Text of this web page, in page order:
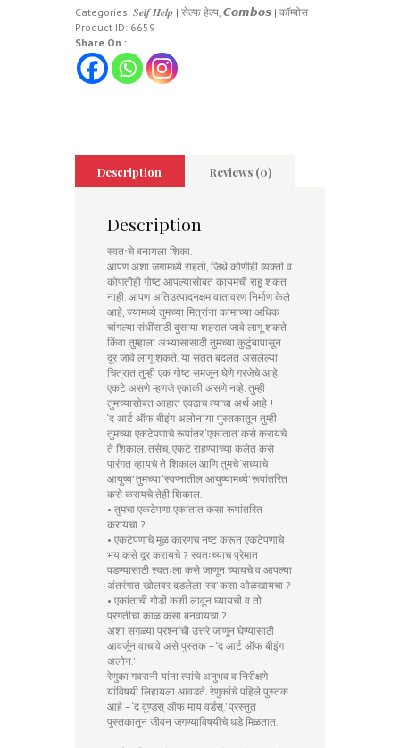
Categories: 𝑺𝒆𝒍𝒇 𝑯𝒆𝒍𝒑 | सेल्फ हेल्प, 𝘾𝙤𝙢𝙗𝙤𝙨 | कॉम्बोस
Product ID: 6659
Share On :
Description Reviews (0)
Description
स्वतःचे बनायला शिका.
आपण अशा जगामध्ये राहतो, जिथे कोणीही व्यक्ती व
कोणतीही गोष्ट आपल्यासोबत कायमची राहू शकत
नाही. आपण अतिउत्पादनक्षम वातावरण निर्माण केले
आहे, ज्यामध्ये तुमच्या मित्रांना कामाच्या अधिक
चांगल्या संधींसाठी दुसऱ्या शहरात जावे लागू शकते
किंवा तुम्हाला अभ्यासासाठी तुमच्या कुटुंबापासून
दूर जावे लागू शकते. या सतत बदलत असलेल्या
चित्रात तुम्ही एक गोष्ट समजून घेणे गरजेचे आहे,
एकटे असणे म्हणजे एकाकी असणे नव्हे. तुम्ही
तुमच्यासोबत आहात एवढाच त्याचा अर्थ आहे !
‘द आर्ट ऑफ बीइंग अलोन’ या पुस्तकातून तुम्ही
तुमच्या एकटेपणाचे रूपांतर ‘एकांतात’ कसे करायचे
ते शिकाल. तसेच, एकटे राहण्याच्या कलेत कसे
पारंगत व्हायचे ते शिकाल आणि तुमचे ‘सध्याचे
आयुष्य’ तुमच्या ‘स्वप्नातील आयुष्यामध्ये’ रूपांतरित
कसे करायचे तेही शिकाल.
• तुमचा एकटेपणा एकांतात कसा रूपांतरित
करायचा ?
• एकटेपणाचे मूळ कारणच नष्ट करून एकटेपणाचे
भय कसे दूर करायचे ? स्वतःच्याच प्रेमात
पडण्यासाठी स्वतःला कसे जाणून घ्यायचे व आपल्या
अंतरंगात खोलवर दडलेला ‘स्व’ कसा ओळखायचा ?
• एकांताची गोडी कशी लावून घ्यायची व तो
प्रगतीचा काळ कसा बनवायचा ?
अशा सगळ्या प्रश्नांची उत्तरे जाणून घेण्यासाठी
आवर्जून वाचावे असे पुस्तक – ‘द आर्ट ऑफ बीइंग
अलोन.’
रेणुका गवरानी यांना त्यांचे अनुभव व निरीक्षणे
यांविषयी लिहायला आवडते. रेणुकांचे पहिले पुस्तक
आहे – ‘द वूण्डस् ऑफ माय वर्डस्.’ प्रस्तुत
पुस्तकातून जीवन जगण्याविषयीचे धडे मिळतात.